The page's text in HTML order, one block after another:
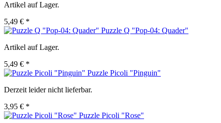
Artikel auf Lager.
5,49 € *
Puzzle Q "Pop-04: Quader"
Artikel auf Lager.
5,49 € *
Puzzle Picoli "Pinguin"
Derzeit leider nicht lieferbar.
3,95 € *
Puzzle Picoli "Rose"